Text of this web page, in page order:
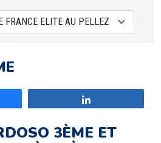
3ÈME ET